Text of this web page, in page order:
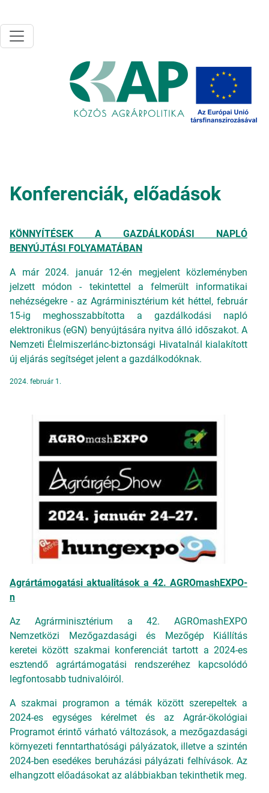
Konferenciák, előadások
KÖNNYÍTÉSEK A GAZDÁLKODÁSI NAPLÓ
BENYÚJTÁSI FOLYAMATÁBAN
A már 2024. január 12-én megjelent közleményben
jelzett módon - tekintettel a felmerült informatikai
nehézségekre - az Agrárminisztérium két héttel, február
15-ig meghosszabbította a gazdálkodási napló
elektronikus (eGN) benyújtására nyitva álló időszakot. A
Nemzeti Élelmiszerlánc-biztonsági Hivatalnál kialakított
új eljárás segítséget jelent a gazdálkodóknak.
2024. február 1.
Agrártámogatási aktualitások a 42. AGROmashEXPO-
n
Az Agrárminisztérium a 42. AGROmashEXPO
Nemzetközi Mezőgazdasági és Mezőgép Kiállítás
keretei között szakmai konferenciát tartott a 2024-es
esztendő agrártámogatási rendszeréhez kapcsolódó
legfontosabb tudnivalóiról.
A szakmai programon a témák között szerepeltek a
2024-es egységes kérelmet és az Agrár-ökológiai
Programot érintő várható változások, a mezőgazdasági
környezeti fenntarthatósági pályázatok, illetve a szintén
2024-ben esedékes beruházási pályázati felhívások. Az
elhangzott előadásokat az alábbiakban tekinthetik meg.